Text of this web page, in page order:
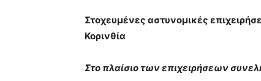
Στοχευμένες αστυνομικές
Κορινθία
Στο πλαίσιο των επιχειρήσεων